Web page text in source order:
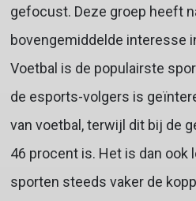
gefocust. Deze groep heeft
bovengemiddelde interesse
Voetbal is de populairste
de esports-volgers is
van voetbal, terwijl dit bij de
46 procent is. Het is dan ook
sporten steeds vaker de